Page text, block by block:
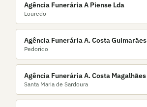
Agência Funerária A Piense Lda
Louredo
Agência Funerária A. Costa Guimarães
Pedorido
Agência Funerária A. Costa Magalhães
Santa Maria de Sardoura